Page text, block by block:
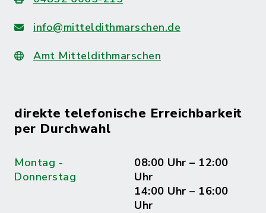
info@mitteldithmarschen.de
Amt Mitteldithmarschen
direkte telefonische Erreichbarkeit
per Durchwahl
Montag -
Donnerstag
08:00 Uhr – 12:00
Uhr
14:00 Uhr – 16:00
Uhr